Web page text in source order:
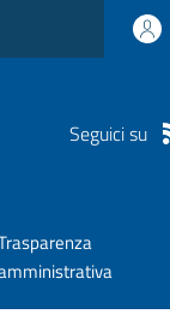
Seguici su